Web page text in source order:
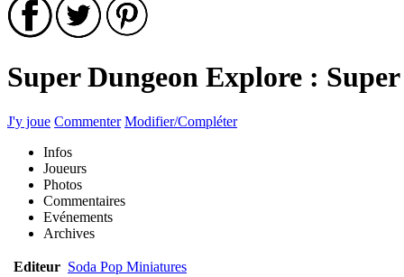
Super Dungeon Explore :
J'y joue Commenter Modifier/Compléter
Infos
Joueurs
Photos
Commentaires
Evénements
Archives
Editeur Soda Pop Miniatures